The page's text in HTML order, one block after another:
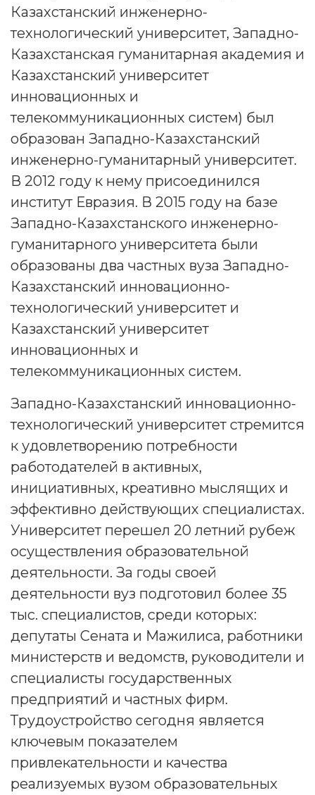
Казахстанский инженерно-
технологический университет, Западно-
Казахстанская гуманитарная академия и
Казахстанский университет
инновационных и
телекоммуникационных систем) был
образован Западно-Казахстанский
инженерно-гуманитарный университет.
В 2012 году к нему присоединился
институт Евразия. В 2015 году на базе
Западно-Казахстанского инженерно-
гуманитарного университета были
образованы два частных вуза Западно-
Казахстанский инновационно-
технологический университет и
Казахстанский университет
инновационных и
телекоммуникационных систем.
Западно-Казахстанский инновационно-
технологический университет стремится
к удовлетворению потребности
работодателей в активных,
инициативных, креативно мыслящих и
эффективно действующих специалистах.
Университет перешел 20 летний рубеж
осуществления образовательной
деятельности. За годы своей
деятельности вуз подготовил более 35
тыс. специалистов, среди которых:
депутаты Сената и Мажилиса, работники
министерств и ведомств, руководители и
специалисты государственных
предприятий и частных фирм.
Трудоустройство сегодня является
ключевым показателем
привлекательности и качества
реализуемых вузом образовательных